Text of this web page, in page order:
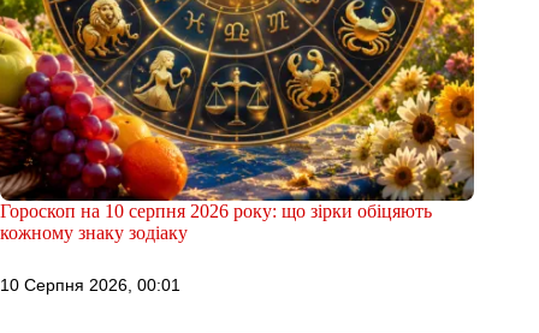
Гороскоп на 10 серпня 2026 року: що зірки обіцяють
кожному знаку зодіаку
10 Серпня 2026, 00:01